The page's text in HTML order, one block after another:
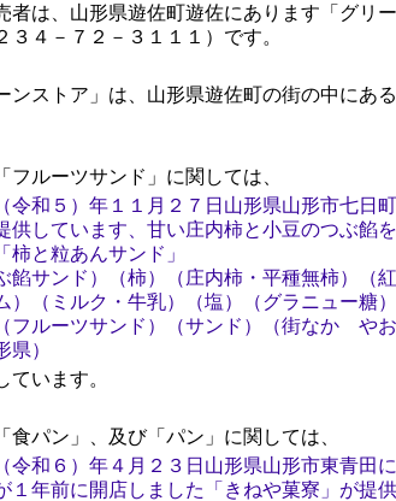
は、山形県遊佐町遊佐にあります「グリ
３４－７２－３１１１）です。
ストア」は、山形県遊佐町の街の中にあ
ルーツサンド」に関しては、
令和５）年１１月２７日山形県山形市七
供しています、甘い庄内柿と小豆のつぶ餡
柿と粒あんサンド」
餡サンド）（柿）（庄内柿・平種無柿）（
）（ミルク・牛乳）（塩）（グラニュー糖
フルーツサンド）（サンド）（街なか や
県）
ています。
パン」、及び「パン」に関しては、
令和６）年４月２３日山形県山形市東青田
１年前に開店しました「きねや菓寮」が提